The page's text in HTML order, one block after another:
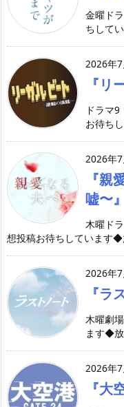
金曜ド
ちして
2026年
『リ
ドラマ
お待ち
2026年
『親
嘘〜』
木曜ド
想投稿お待ちしています
2026年
『ラ
木曜劇
ます◆
2026年
『大